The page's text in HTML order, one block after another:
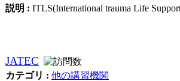
説明 : ITLS(International trauma Life
JATEC
カテゴリ : 他の講習機関